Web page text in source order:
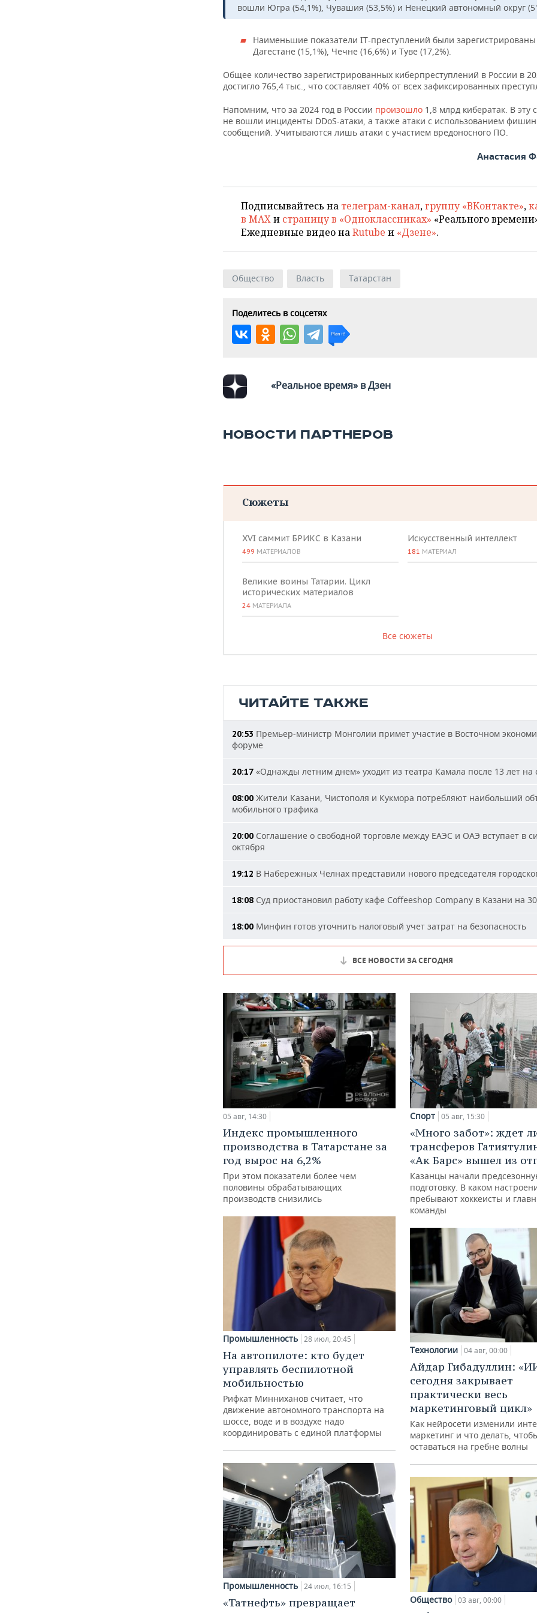
вошли Югра (54,1%), Чувашия (53,5%) и Ненецкий автономный округ
Наименьшие показатели IT-преступлений были
Дагестане (15,1%), Чечне (16,6%) и Туве (17,2%).
Общее количество зарегистрированных киберпреступлений в России в
достигло 765,4 тыс., что составляет 40% от всех зафиксированных
Напомним, что за 2024 год в России произошло 1,8 млрд кибератак. В эту
не вошли инциденты DDoS-атаки, а также атаки с использованием
сообщений. Учитываются лишь атаки с участием вредоносного ПО.
Анастасия
Подписывайтесь на телеграм-канал,группу «ВКонтакте»,
в MAXи страницу в «Одноклассниках» «Реального
Ежедневные видео наRutube и «Дзене».
Общество Власть Татарстан
Поделитесь в соцсетях
«Реальное время» в Дзен
НОВОСТИ ПАРТНЕРОВ
Сюжеты
XVI саммит БРИКС в Казани
499 МАТЕРИАЛОВ
Великие воины Татарии. Цикл
исторических материалов
24 МАТЕРИАЛА
Искусственный интеллект
181 МАТЕРИАЛ
Все сюжеты
ЧИТАЙТЕ ТАКЖЕ
20:53 Премьер-министр Монголии примет участие в Восточном
форуме
20:17 «Однажды летним днем» уходит из театра Камала после 13 лет на
08:00 Жители Казани, Чистополя и Кукмора потребляют наибольший
мобильного трафика
20:00 Соглашение о свободной торговле между ЕАЭС и ОАЭ вступает в
октября
19:12 В Набережных Челнах представили нового председателя
18:08 Суд приостановил работу кафе Coffeeshop Company в Казани на 30
18:00 Минфин готов уточнить налоговый учет затрат на безопасность
ВСЕ НОВОСТИ ЗА СЕГОДНЯ
05 авг, 14:30
Индекс промышленного
производства в Татарстане за
год вырос на 6,2%
При этом показатели более чем
половины обрабатывающих
производств снизились
Промышленность 28 июл, 20:45
На автопилоте: кто будет
управлять беспилотной
мобильностью
Рифкат Минниханов считает, что
движение автономного транспорта на
шоссе, воде и в воздухе надо
координировать с единой платформы
Промышленность 24 июл, 16:15
«Татнефть» превращает
Спорт 05 авг, 15:30
«Много забот»: ждет
трансферов
«Ак Барс» вышел из
Казанцы начали
подготовку. В каком
пребывают хоккеисты и
команды
Технологии 04 авг, 00:00
Айдар Гибадуллин:
сегодня закрывает
практически весь
маркетинговый цикл»
Как нейросети изменили
маркетинг и что делать,
оставаться на гребне волны
Общество 03 авг, 00:00